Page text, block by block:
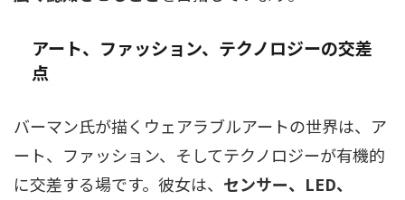
アート、ファッション、テクノロジーの交差
点
バーマン氏が描くウェアラブルアートの世界は、ア
ート、ファッション、そしてテクノロジーが有機的
に交差する場です。彼女は、 センサー、LED、